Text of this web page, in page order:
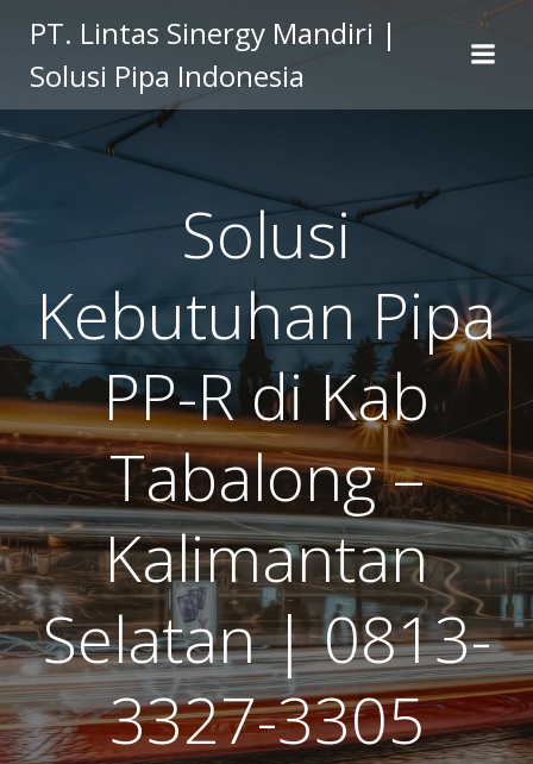
to
content
PT. Lintas Sinergy Mandiri |
Solusi Pipa Indonesia
Solusi
Kebutuhan Pipa
PP-R di Kab
Tabalong –
Kalimantan
Selatan | 0813-
3327-3305